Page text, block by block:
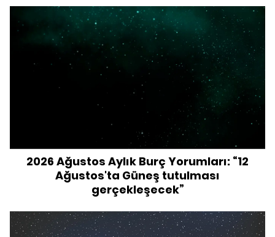
2026 Ağustos Aylık Burç Yorumları: “12
Ağustos'ta Güneş tutulması
gerçekleşecek”